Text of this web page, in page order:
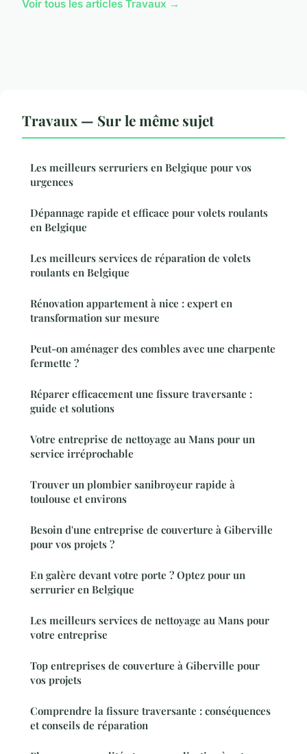
Voir tous les articles Travaux →
Travaux — Sur le même sujet
Les meilleurs serruriers en Belgique pour vos
urgences
Dépannage rapide et efficace pour volets roulants
en Belgique
Les meilleurs services de réparation de volets
roulants en Belgique
Rénovation appartement à nice : expert en
transformation sur mesure
Peut-on aménager des combles avec une charpente
fermette ?
Réparer efficacement une fissure traversante :
guide et solutions
Votre entreprise de nettoyage au Mans pour un
service irréprochable
Trouver un plombier sanibroyeur rapide à
toulouse et environs
Besoin d'une entreprise de couverture à Giberville
pour vos projets ?
En galère devant votre porte ? Optez pour un
serrurier en Belgique
Les meilleurs services de nettoyage au Mans pour
votre entreprise
Top entreprises de couverture à Giberville pour
vos projets
Comprendre la fissure traversante : conséquences
et conseils de réparation